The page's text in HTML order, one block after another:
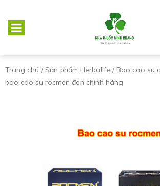
Trang chủ / Sản phẩm Herbalife / Bao cao su
bao cao su rocmen đen chính hãng